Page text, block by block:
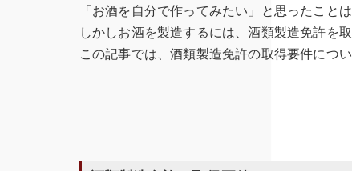
「お酒を自分で作ってみたい」と思ったこと
しかしお酒を製造するには、酒類製造免許を
この記事では、酒類製造免許の取得要件につ